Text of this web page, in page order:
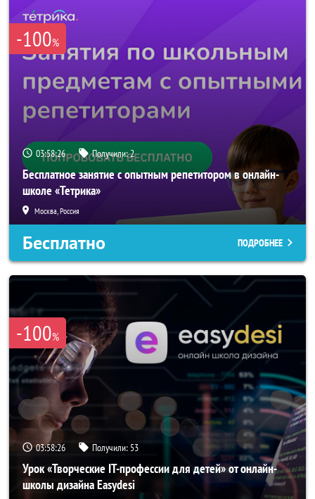
-100%
03:58:26 Получили:2
Бесплатное занятие с опытным репетитором в онлайн-
школе «Тетрика»
Москва, Россия
Бесплатно ПОДРОБНЕЕ
-100%
03:58:26 Получили: 53
Урок «Творческие IT-профессии для детей» от онлайн-
школы дизайна Easydesi